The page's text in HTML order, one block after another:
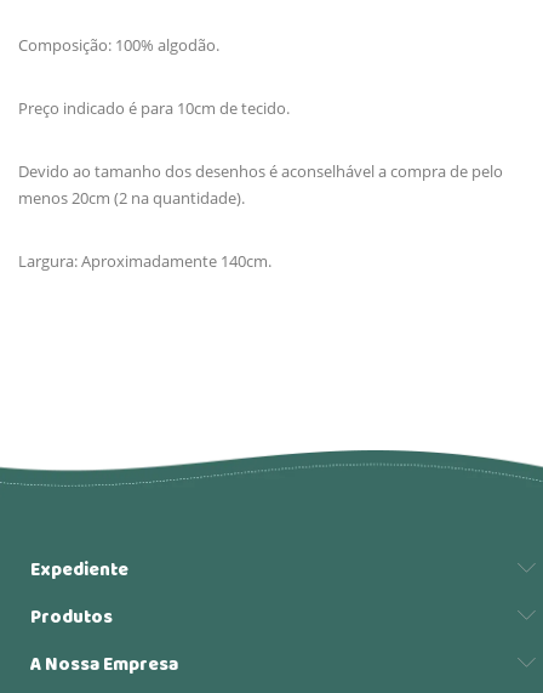
Composição: 100% algodão.
Preço indicado é para 10cm de tecido.
Devido ao tamanho dos desenhos é aconselhável a compra de pelo
menos 20cm (2 na quantidade).
Largura: Aproximadamente 140cm.
Expediente
Produtos
A Nossa Empresa